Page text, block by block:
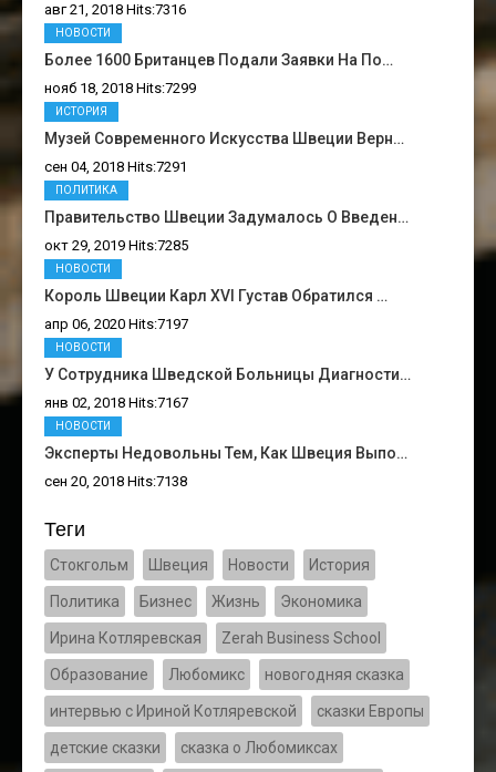
авг 21, 2018 Hits:7316
Более 1600 Британцев Подали Заявки На По…
нояб 18, 2018 Hits:7299
НОВОСТИ
Музей Современного Искусства Швеции Верн…
сен 04, 2018 Hits:7291
ИСТОРИЯ
Правительство Швеции Задумалось О Введен…
окт 29, 2019 Hits:7285
ПОЛИТИКА
Король Швеции Карл XVI Густав Обратился …
апр 06, 2020 Hits:7197
НОВОСТИ
У Сотрудника Шведской Больницы Диагности…
янв 02, 2018 Hits:7167
НОВОСТИ
Эксперты Недовольны Тем, Как Швеция Выпо…
сен 20, 2018 Hits:7138
НОВОСТИ
Теги
Стокгольм Швеция Новости История
Политика Бизнес Жизнь Экономика
Ирина Котляревская Zerah Business School
Образование Любомикс новогодняя сказка
интервью с Ириной Котляревской сказки Европы
детские сказки сказка о Любомиксах